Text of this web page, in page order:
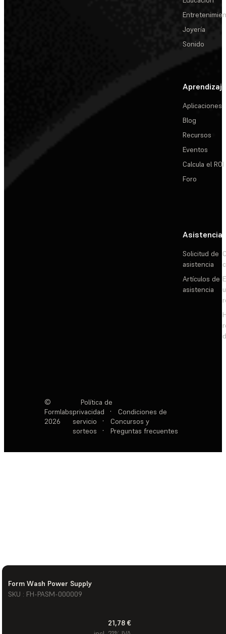
Form Wash Power Supply
SKU : FH-PASM-000009
21,78 €
Joyería
Sonido
Aprendizaje
Aplicaciones
Blog
Recursos
Eventos
Calcula el ROI
Foro
Asistencia
Solicitud de
asistencia
Artículos de
asistencia
©
Formlabs
2026
Política de
privacidad
·
Condiciones de
servicio
·
Concursos y
sorteos
· Preguntas frecuentes